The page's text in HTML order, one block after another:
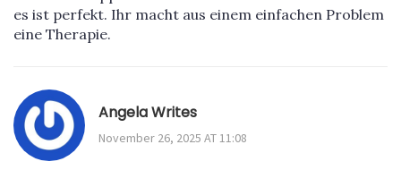
es ist perfekt. Ihr macht aus einem einfachen Problem
eine Therapie.
Angela Writes
November 26, 2025 AT 11:08